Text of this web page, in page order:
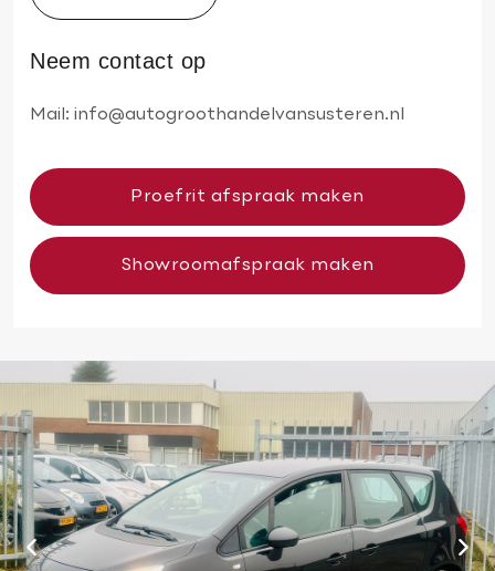
Neem contact op
Mail: info@autogroothandelvansusteren.nl
Proefrit afspraak maken
Showroomafspraak maken